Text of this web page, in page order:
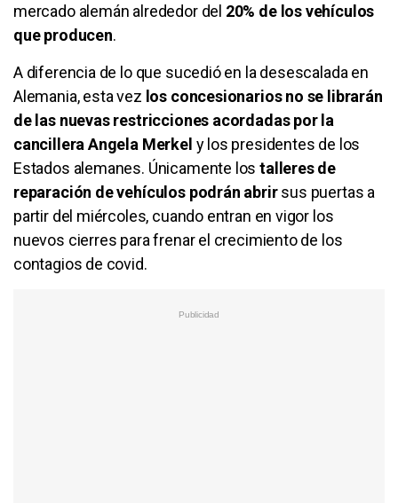
mercado alemán alrededor del 20% de los vehículos
que producen.
A diferencia de lo que sucedió en la desescalada en
Alemania, esta vez los concesionarios no se librarán
de las nuevas restricciones acordadas por la
cancillera Angela Merkel y los presidentes de los
Estados alemanes. Únicamente lostalleres de
reparación de vehículos podrán abrirsus puertas a
partir del miércoles, cuando entran en vigor los
nuevos cierres para frenar el crecimiento de los
contagios de covid.